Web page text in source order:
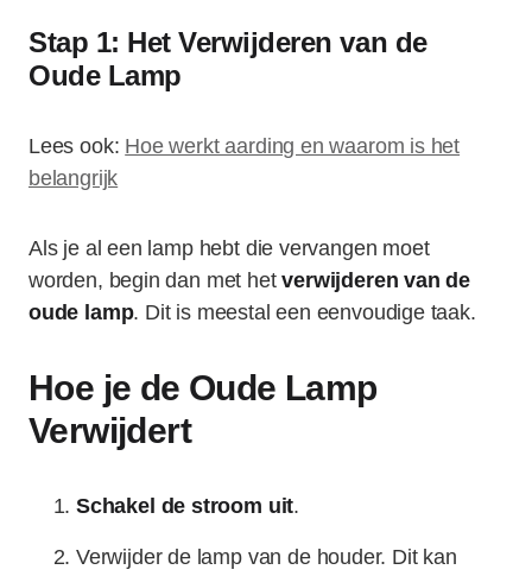
Stap 1: Het Verwijderen van de
Oude Lamp
Lees ook: Hoe werkt aarding en waarom is het
belangrijk
Als je al een lamp hebt die vervangen moet
worden, begin dan met hetverwijderen van de
oude lamp. Dit is meestal een eenvoudige taak.
Hoe je de Oude Lamp
Verwijdert
Schakel de stroom uit.
Verwijder de lamp van de houder. Dit kan